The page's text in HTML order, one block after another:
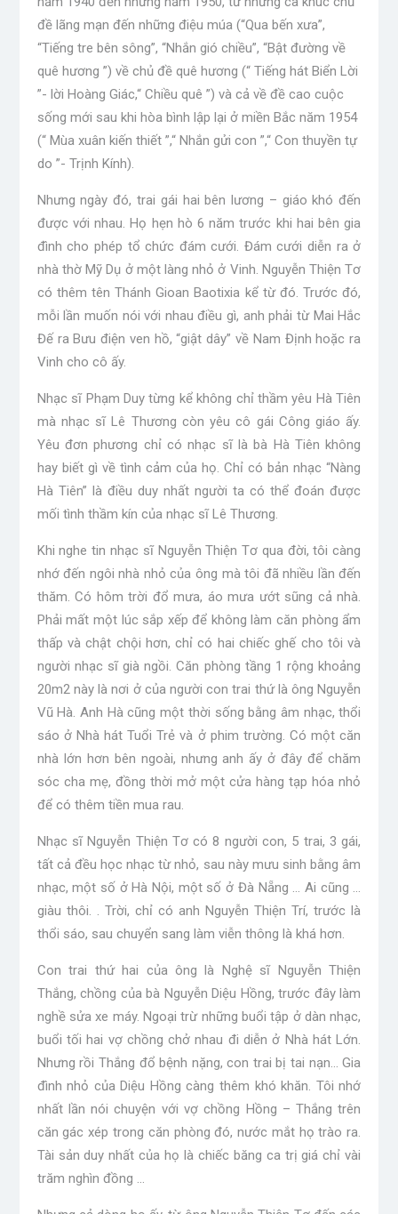
đề lãng mạn đến những điệu múa (“Qua bến xưa”,
“Tiếng tre bên sông”, “Nhắn gió chiều”, “Bật đường về
quê hương ”) về chủ đề quê hương (“ Tiếng hát Biển Lời
”- lời Hoàng Giác,“ Chiều quê ”) và cả về đề cao cuộc
sống mới sau khi hòa bình lập lại ở miền Bắc năm 1954
(“ Mùa xuân kiến ​​thiết ”,“ Nhắn gửi con ”,“ Con thuyền tự
do ”- Trịnh Kính).
Nhưng ngày đó, trai gái hai bên lương – giáo khó đến
được với nhau. Họ hẹn hò 6 năm trước khi hai bên gia
đình cho phép tổ chức đám cưới. Đám cưới diễn ra ở
nhà thờ Mỹ Dụ ở một làng nhỏ ở Vinh. Nguyễn Thiện Tơ
có thêm tên Thánh Gioan Baotixia kể từ đó. Trước đó,
mỗi lần muốn nói với nhau điều gì, anh phải từ Mai Hắc
Đế ra Bưu điện ven hồ, “giật dây” về Nam Định hoặc ra
Vinh cho cô ấy.
Nhạc sĩ Phạm Duy từng kể không chỉ thầm yêu Hà Tiên
mà nhạc sĩ Lê Thương còn yêu cô gái Công giáo ấy.
Yêu đơn phương chỉ có nhạc sĩ là bà Hà Tiên không
hay biết gì về tình cảm của họ. Chỉ có bản nhạc “Nàng
Hà Tiên” là điều duy nhất người ta có thể đoán được
mối tình thầm kín của nhạc sĩ Lê Thương.
Khi nghe tin nhạc sĩ Nguyễn Thiện Tơ qua đời, tôi càng
nhớ đến ngôi nhà nhỏ của ông mà tôi đã nhiều lần đến
thăm. Có hôm trời đổ mưa, áo mưa ướt sũng cả nhà.
Phải mất một lúc sắp xếp để không làm căn phòng ẩm
thấp và chật chội hơn, chỉ có hai chiếc ghế cho tôi và
người nhạc sĩ già ngồi. Căn phòng tầng 1 rộng khoảng
20m2 này là nơi ở của người con trai thứ là ông Nguyễn
Vũ Hà. Anh Hà cũng một thời sống bằng âm nhạc, thổi
sáo ở Nhà hát Tuổi Trẻ và ở phim trường. Có một căn
nhà lớn hơn bên ngoài, nhưng anh ấy ở đây để chăm
sóc cha mẹ, đồng thời mở một cửa hàng tạp hóa nhỏ
để có thêm tiền mua rau.
Nhạc sĩ Nguyễn Thiện Tơ có 8 người con, 5 trai, 3 gái,
tất cả đều học nhạc từ nhỏ, sau này mưu sinh bằng âm
nhạc, một số ở Hà Nội, một số ở Đà Nẵng … Ai cũng …
giàu thôi. . Trời, chỉ có anh Nguyễn Thiện Trí, trước là
thổi sáo, sau chuyển sang làm viễn thông là khá hơn.
Con trai thứ hai của ông là Nghệ sĩ Nguyễn Thiện
Thắng, chồng của bà Nguyễn Diệu Hồng, trước đây làm
nghề sửa xe máy. Ngoại trừ những buổi tập ở dàn nhạc,
buổi tối hai vợ chồng chở nhau đi diễn ở Nhà hát Lớn.
Nhưng rồi Thắng đổ bệnh nặng, con trai bị tai nạn… Gia
đình nhỏ của Diệu Hồng càng thêm khó khăn. Tôi nhớ
nhất lần nói chuyện với vợ chồng Hồng – Thắng trên
căn gác xép trong căn phòng đó, nước mắt họ trào ra.
Tài sản duy nhất của họ là chiếc băng ca trị giá chỉ vài
trăm nghìn đồng …